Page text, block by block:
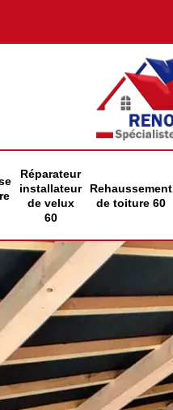
Réparateur
installateur
de velux
60
Rehaussement
de toiture 60